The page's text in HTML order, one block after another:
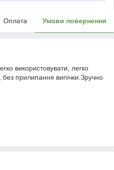
Оплата Умови повернення
використовувати, легко
прилипання випічки.Зручно